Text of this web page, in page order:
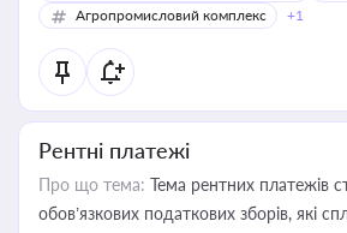
Агропромисловий комплекс
+1
Рентні платежі
Про що тема: Тема рентних платежів
обов’язкових податкових зборів, які